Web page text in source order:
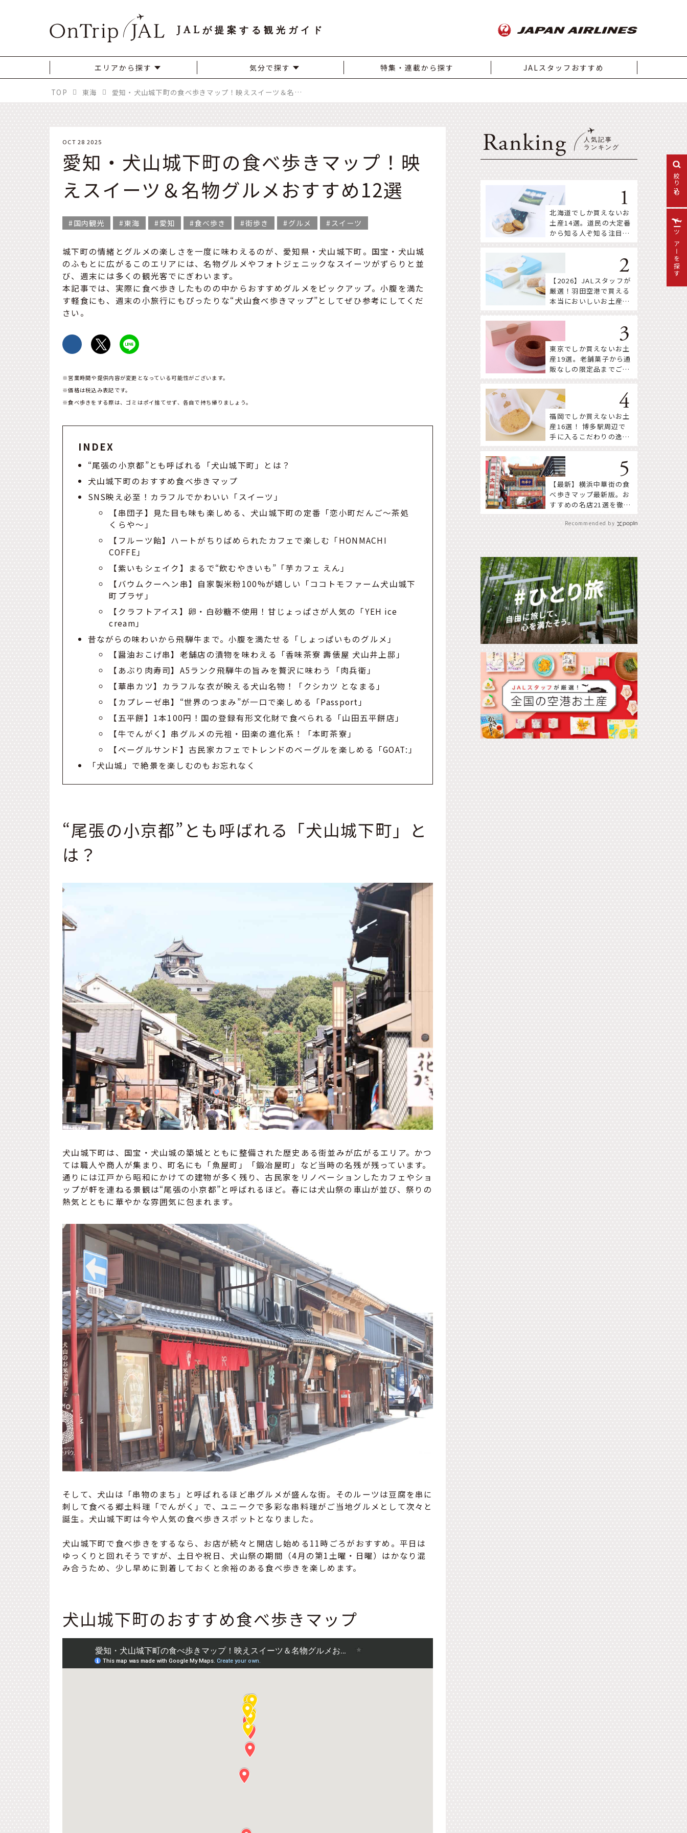
絞り込む
JAL が提案する観光ガイド
エリアから探す 気分で探す 特集・連載から探す JALスタッフおすすめ
TOP 東海 愛知・犬山城下町の食べ歩きマップ！映えスイーツ＆名物グルメおすすめ12選
OCT 28 2025
愛知・犬山城下町の食べ歩きマップ！映
えスイーツ＆名物グルメおすすめ12選
国内観光 東海 愛知 食べ歩き 街歩き グルメ スイーツ
城下町の情緒とグルメの楽しさを一度に味わえるのが、愛知県・犬山城下町。国宝・犬山城
のふもとに広がるこのエリアには、名物グルメやフォトジェニックなスイーツがずらりと並
び、週末には多くの観光客でにぎわいます。
本記事では、実際に食べ歩きしたものの中からおすすめグルメをピックアップ。小腹を満た
す軽食にも、週末の小旅行にもぴったりな“犬山食べ歩きマップ”としてぜひ参考にしてくだ
さい。
※営業時間や提供内容が変更となっている可能性がございます。
※価格は税込み表記です。
※食べ歩きをする際は、ゴミはポイ捨てせず、各自で持ち帰りましょう。
INDEX
“尾張の小京都”とも呼ばれる「犬山城下町」とは？
犬山城下町のおすすめ食べ歩きマップ
SNS映え必至！カラフルでかわいい「スイーツ」
【串団子】見た目も味も楽しめる、犬山城下町の定番「恋小町だんご〜茶処
くらや～」
【フルーツ飴】ハートがちりばめられたカフェで楽しむ「HONMACHI
COFFE」
【紫いもシェイク】まるで“飲むやきいも”「芋カフェ えん」
【バウムクーヘン串】自家製米粉100%が嬉しい「ココトモファーム犬山城下
町プラザ」
【クラフトアイス】卵・白砂糖不使用！甘じょっぱさが人気の「YEH ice
cream」
昔ながらの味わいから飛騨牛まで。小腹を満たせる「しょっぱいものグルメ」
【醤油おこげ串】老舗店の漬物を味わえる「香味茶寮 壽俵屋 犬山井上邸」
【あぶり肉寿司】A5ランク飛騨牛の旨みを贅沢に味わう「肉兵衛」
【華串カツ】カラフルな衣が映える犬山名物！「クシカツ となまる」
【カプレーゼ串】“世界のつまみ”が一口で楽しめる「Passport」
【五平餅】1本100円！国の登録有形文化財で食べられる「山田五平餅店」
【牛でんがく】串グルメの元祖・田楽の進化系！「本町茶寮」
【ベーグルサンド】古民家カフェでトレンドのベーグルを楽しめる「GOAT:」
「犬山城」で絶景を楽しむのもお忘れなく
“尾張の小京都”とも呼ばれる「犬山城下町」と
は？
犬山城下町は、国宝・犬山城の築城とともに整備された歴史ある街並みが広がるエリア。かつ
ては職人や商人が集まり、町名にも「魚屋町」「鍛冶屋町」など当時の名残が残っています。
通りには江戸から昭和にかけての建物が多く残り、古民家をリノベーションしたカフェやショ
ップが軒を連ねる景観は“尾張の小京都”と呼ばれるほど。春には犬山祭の車山が並び、祭りの
熱気とともに華やかな雰囲気に包まれます。
そして、犬山は「串物のまち」と呼ばれるほど串グルメが盛んな街。そのルーツは豆腐を串に
刺して食べる郷土料理「でんがく」で、ユニークで多彩な串料理がご当地グルメとして次々と
誕生。犬山城下町は今や人気の食べ歩きスポットとなりました。
犬山城下町で食べ歩きをするなら、お店が続々と開店し始める11時ごろがおすすめ。平日は
ゆっくりと回れそうですが、土日や祝日、犬山祭の期間（4月の第1土曜・日曜）はかなり混
み合うため、少し早めに到着しておくと余裕のある食べ歩きを楽しめます。
犬山城下町のおすすめ食べ歩きマップ
Ranking
北海道でしか買えないお
土産14選。道民の大定番
から知る人ぞ知る注目株
【2026】JALスタッフが
厳選！羽田空港で買える
本当においしいお土産18
東京でしか買えないお土
産19選。老舗菓子から通
販なしの限定品までご紹
福岡でしか買えないお土
産16選！ 博多駅周辺で
手に入るこだわりの逸品
【最新】横浜中華街の食
べ歩きマップ最新版。お
すすめの名店21選を徹底
Recommended by
ツアーを探す